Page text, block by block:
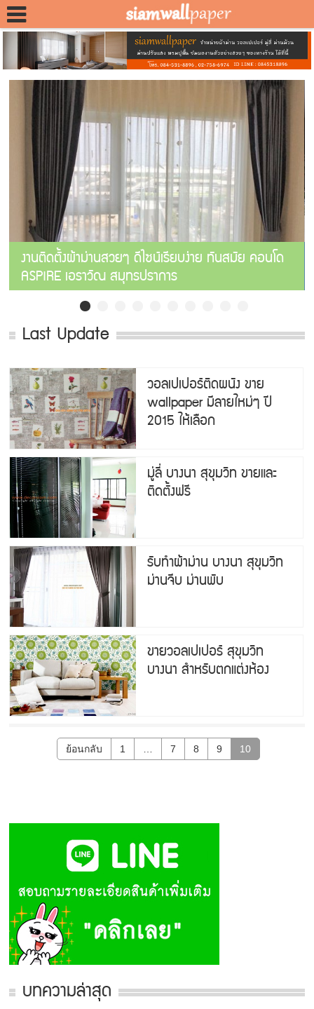
งานติดตั้งผ้าม่านสวยๆ ดีไซน์เรียบง่าย ทันสมัย คอนโด
ASPIRE เอราวัณ สมุทรปราการ
Last Update
วอลเปเปอร์ติดผนัง ขาย
wallpaper มีลายใหม่ๆ ปี
2015 ให้เลือก
มู่ลี่ บางนา สุขุมวิท ขายและ
ติดตั้งฟรี
รับทำผ้าม่าน บางนา สุขุมวิท
ม่านจีบ ม่านพับ
ขายวอลเปเปอร์ สุขุมวิท
บางนา สำหรับตกแต่งห้อง
ย้อนกลับ 1 7 8 9 10
บทความล่าสุด